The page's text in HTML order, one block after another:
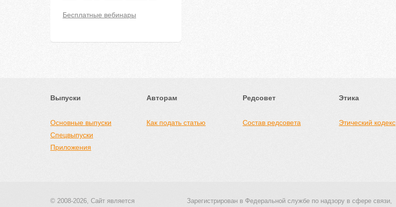
Бесплатные вебинары
Выпуски
Основные выпуски
Спецвыпуски
Приложения
Авторам
Как подать статью
Редсовет
Состав редсовета
Этика
Этический кодекс
© 2008-2026, Сайт является
Зарегистрирован в Федеральной службе по надзору в сфере связи,